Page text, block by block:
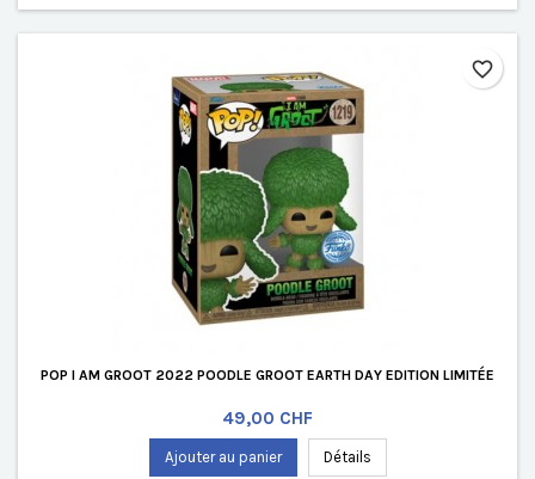
POP I AM GROOT 2022 POODLE GROOT EARTH DAY EDITION LIMITÉE
Prix
49,00 CHF
Ajouter au panier Détails
favorite_border